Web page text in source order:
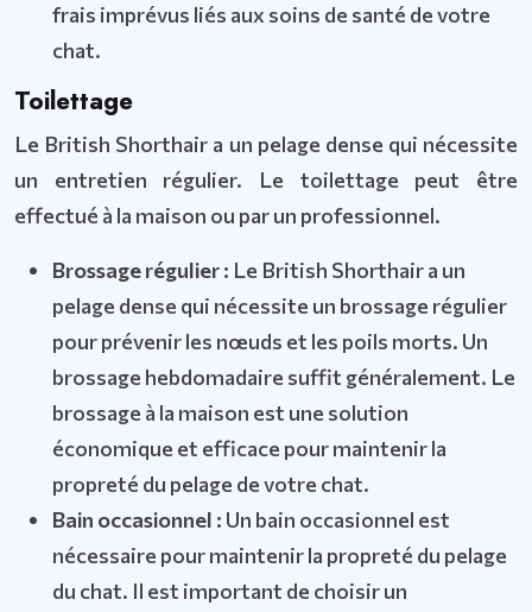
frais imprévus liés aux soins de santé de votre
chat.
Toilettage
Le British Shorthair a un pelage dense qui nécessite
un entretien régulier. Le toilettage peut être
effectué à la maison ou par un professionnel.
Brossage régulier : Le British Shorthair a un
pelage dense qui nécessite un brossage régulier
pour prévenir les nœuds et les poils morts. Un
brossage hebdomadaire suffit généralement. Le
brossage à la maison est une solution
économique et efficace pour maintenir la
propreté du pelage de votre chat.
Bain occasionnel : Un bain occasionnel est
nécessaire pour maintenir la propreté du pelage
du chat. Il est important de choisir un